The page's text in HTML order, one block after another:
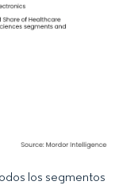
según CC BY 4.0.
los segmentos